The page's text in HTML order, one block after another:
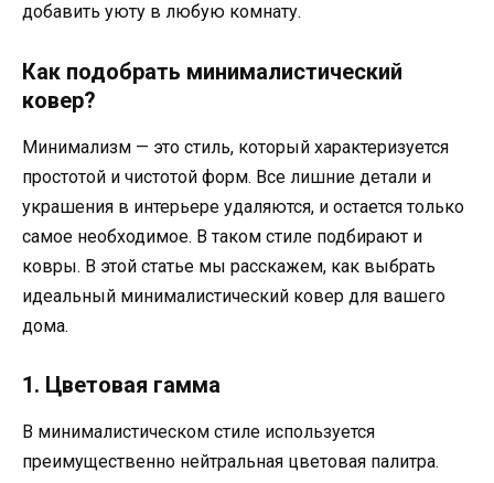
добавить уюту в любую комнату.
Как подобрать минималистический
ковер?
Минимализм — это стиль, который характеризуется
простотой и чистотой форм. Все лишние детали и
украшения в интерьере удаляются, и остается только
самое необходимое. В таком стиле подбирают и
ковры. В этой статье мы расскажем, как выбрать
идеальный минималистический ковер для вашего
дома.
1. Цветовая гамма
В минималистическом стиле используется
преимущественно нейтральная цветовая палитра.